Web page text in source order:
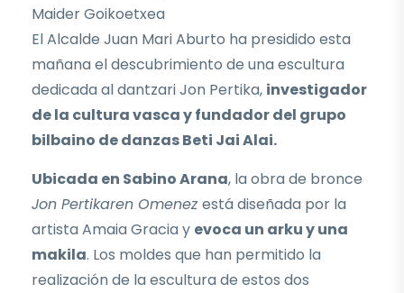
Maider Goikoetxea
El Alcalde Juan Mari Aburto ha presidido esta
mañana el descubrimiento de una escultura
dedicada al dantzari Jon Pertika, investigador
de la cultura vasca y fundador del grupo
bilbaino de danzas Beti Jai Alai.
Ubicada en Sabino Arana, la obra de bronce
Jon Pertikaren Omenezestá diseñada por la
artista Amaia Gracia y evoca un arku y una
makila. Los moldes que han permitido la
realización de la escultura de estos dos